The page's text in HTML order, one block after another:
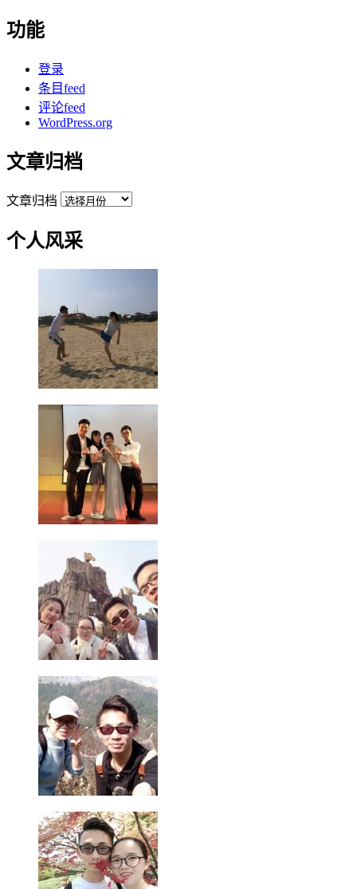
功能
登录
条目feed
评论feed
WordPress.org
文章归档
文章归档
个人风采